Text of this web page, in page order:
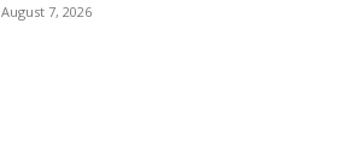
August 7, 2026